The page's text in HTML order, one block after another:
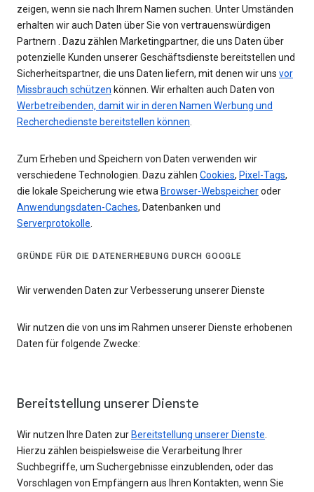
zeigen, wenn sie nach Ihrem Namen suchen. Unter Umständen
erhalten wir auch Daten über Sie von vertrauenswürdigen
Partnern . Dazu zählen Marketingpartner, die uns Daten über
potenzielle Kunden unserer Geschäftsdienste bereitstellen und
Sicherheitspartner, die uns Daten liefern, mit denen wir uns vor
Missbrauch schützen können. Wir erhalten auch Daten von
Werbetreibenden, damit wir in deren Namen Werbung und
Recherchedienste bereitstellen können.
Zum Erheben und Speichern von Daten verwenden wir
verschiedene Technologien. Dazu zählen Cookies, Pixel-Tags,
die lokale Speicherung wie etwa Browser-Webspeicheroder
Anwendungsdaten-Caches, Datenbanken und
Serverprotokolle.
GRÜNDE FÜR DIE DATENERHEBUNG DURCH GOOGLE
Wir verwenden Daten zur Verbesserung unserer Dienste
Wir nutzen die von uns im Rahmen unserer Dienste erhobenen
Daten für folgende Zwecke:
Bereitstellung unserer Dienste
Wir nutzen Ihre Daten zur Bereitstellung unserer Dienste
Hierzu zählen beispielsweise die Verarbeitung Ihrer
Suchbegriffe, um Suchergebnisse einzublenden, oder das
Vorschlagen von Empfängern aus Ihren Kontakten, wenn Sie